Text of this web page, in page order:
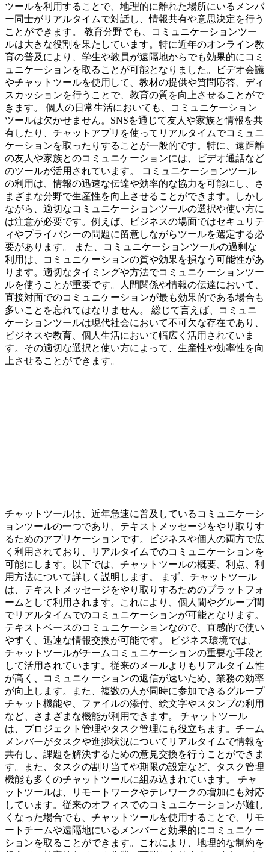
ツールを利用することで、地理的に離れた場所にいるメンバ
ー同士がリアルタイムで対話し、情報共有や意思決定を行う
ことができます。 教育分野でも、コミュニケーションツー
ルは大きな役割を果たしています。特に近年のオンライン教
育の普及により、学生や教員が遠隔地からでも効果的にコミ
ュニケーションを取ることが可能となりました。ビデオ会議
やチャットツールを使用して、教材の提供や質問応答、ディ
スカッションを行うことで、教育の質を向上させることがで
きます。 個人の日常生活においても、コミュニケーション
ツールは欠かせません。SNSを通じて友人や家族と情報を共
有したり、チャットアプリを使ってリアルタイムでコミュニ
ケーションを取ったりすることが一般的です。特に、遠距離
の友人や家族とのコミュニケーションには、ビデオ通話など
のツールが活用されています。 コミュニケーションツール
の利用は、情報の迅速な伝達や効率的な協力を可能にし、さ
まざまな分野で生産性を向上させることができます。しかし
ながら、適切なコミュニケーションツールの選択や使い方に
は注意が必要です。例えば、ビジネスの場面ではセキュリテ
ィやプライバシーの問題に留意しながらツールを選定する必
要があります。 また、コミュニケーションツールの過剰な
利用は、コミュニケーションの質や効果を損なう可能性があ
ります。適切なタイミングや方法でコミュニケーションツー
ルを使うことが重要です。人間関係や情報の伝達において、
直接対面でのコミュニケーションが最も効果的である場合も
多いことを忘れてはなりません。 総じて言えば、コミュニ
ケーションツールは現代社会において不可欠な存在であり、
ビジネスや教育、個人生活において幅広く活用されていま
す。その適切な選択と使い方によって、生産性や効率性を向
上させることができます。
チャットツールは、近年急速に普及しているコミュニケーシ
ョンツールの一つであり、テキストメッセージをやり取りす
るためのアプリケーションです。ビジネスや個人の両方で広
く利用されており、リアルタイムでのコミュニケーションを
可能にします。以下では、チャットツールの概要、利点、利
用方法について詳しく説明します。 まず、チャットツール
は、テキストメッセージをやり取りするためのプラットフォ
ームとして利用されます。これにより、個人間やグループ間
でリアルタイムでのコミュニケーションが可能となります。
テキストベースのコミュニケーションなので、直感的で使い
やすく、迅速な情報交換が可能です。 ビジネス環境では、
チャットツールがチームコミュニケーションの重要な手段と
して活用されています。従来のメールよりもリアルタイム性
が高く、コミュニケーションの返信が速いため、業務の効率
が向上します。また、複数の人が同時に参加できるグループ
チャット機能や、ファイルの添付、絵文字やスタンプの利用
など、さまざまな機能が利用できます。 チャットツール
は、プロジェクト管理やタスク管理にも役立ちます。チーム
メンバーがタスクや進捗状況についてリアルタイムで情報を
共有し、課題を解決するための意見交換を行うことができま
す。また、タスクの割り当てや期限の設定など、タスク管理
機能も多くのチャットツールに組み込まれています。 チャ
ットツールは、リモートワークやテレワークの増加にも対応
しています。従来のオフィスでのコミュニケーションが難し
くなった場合でも、チャットツールを使用することで、リモ
ートチームや遠隔地にいるメンバーと効果的にコミュニケー
ションを取ることができます。これにより、地理的な制約を